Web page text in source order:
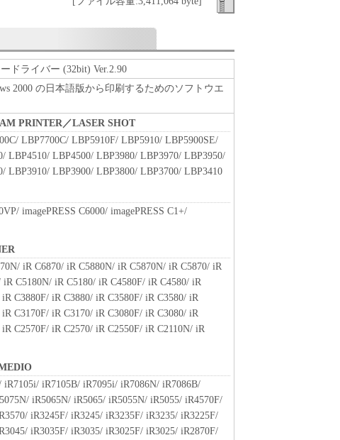
ンサー、キヤノンの子会社、キヤノンの関連会
または関連してお客様と第三者との間に生じた
責任を負わないものとします。
連する外国政府より必要な認可等を得ることなし
または一部を、直接または間接に輸出してはなり
意』を示す下記のボタンをクリックした時点、
ンストールした時点で発効し、下記(2)または(3)
続します。
」およびその複製物のすべてを廃棄および消去
了させることができます。
の条項に違反した場合、本契約書は直ちに終了
契約書が終了した場合、速やかに、「本ソフト
べてを廃棄または消去するものとします。
RIGHTS NOTICE
as that term is defined at 48 C.F.R. 2.101 (Oct
terms are used in 48 C.F.R. 12.212 (Sept 1995).
48 C.F.R. 227.7202-1 through 227.7202-4 (June
shall acquire the Software with only those rights
Inc./30-2, Shimomaruko 3-chome, Ohta-ku,
ドライバー (32bit) Ver.2.90
2000 の日本語版から印刷するためのソフトウエ
PRINTER／LASER SHOT
LBP7700C/ LBP5910F/ LBP5910/ LBP5900SE/
LBP4510/ LBP4500/ LBP3980/ LBP3970/ LBP3950/
LBP3910/ LBP3900/ LBP3800/ LBP3700/ LBP3410
imagePRESS C6000/ imagePRESS C1+/
iR C6870/ iR C5880N/ iR C5870N/ iR C5870/ iR
iR C5180N/ iR C5180/ iR C4580F/ iR C4580/ iR
C3880F/ iR C3880/ iR C3580F/ iR C3580/ iR
C3170F/ iR C3170/ iR C3080F/ iR C3080/ iR
C2570F/ iR C2570/ iR C2550F/ iR C2110N/ iR
iR7105i/ iR7105B/ iR7095i/ iR7086N/ iR7086B/
iR5065N/ iR5065/ iR5055N/ iR5055/ iR4570F/
iR3245F/ iR3245/ iR3235F/ iR3235/ iR3225F/
iR3035F/ iR3035/ iR3025F/ iR3025/ iR2870F/